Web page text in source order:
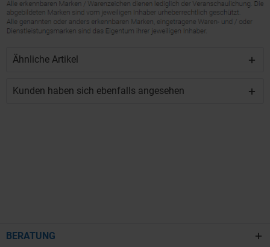
Ähnliche Artikel
Kunden haben sich ebenfalls angesehen
BERATUNG